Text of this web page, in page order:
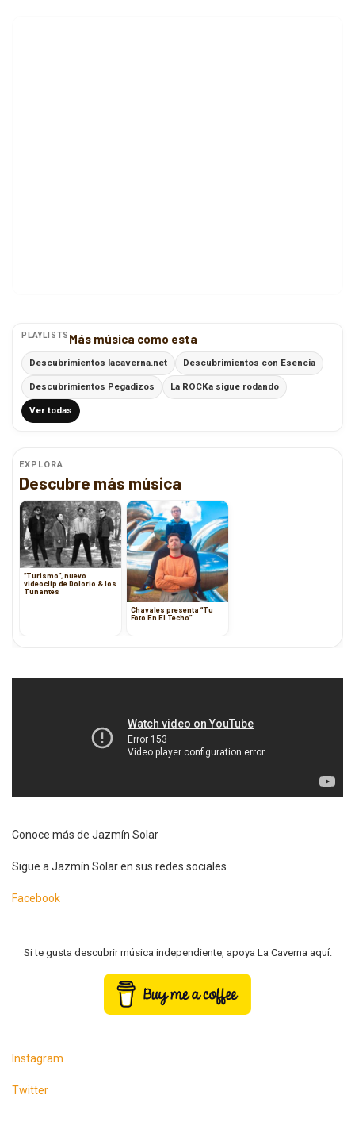
PLAYLISTS Más música como esta
Descubrimientos lacaverna.net Descubrimientos con Esencia
Descubrimientos Pegadizos La ROCKa sigue rodando
Ver todas
EXPLORA
Descubre más música
“Turismo”, nuevo
videoclip de Dolorio & los
Tunantes
Chavales presenta “Tu
Foto En El Techo”
Conoce más de Jazmín Solar
Sigue a Jazmín Solar en sus redes sociales
Facebook
Si te gusta descubrir música independiente, apoya La Caverna aquí:
Instagram
Twitter